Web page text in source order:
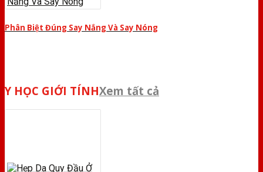
Phân Biệt Đúng Say Nắng Và Say Nóng
Y HỌC GIỚI TÍNHXem tất cả